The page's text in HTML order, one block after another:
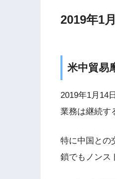
2019年1
米中貿易
2019年1月14
業務は継続す
特に中国との
鎖でもノンス